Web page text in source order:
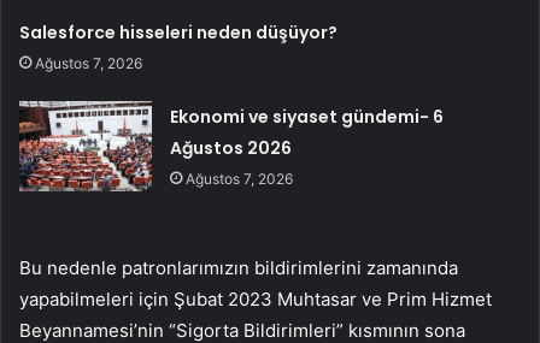
Salesforce hisseleri neden düşüyor?
Ağustos 7, 2026
Ekonomi ve siyaset gündemi- 6
Ağustos 2026
Ağustos 7, 2026
Bu nedenle patronlarımızın bildirimlerini zamanında
yapabilmeleri için Şubat 2023 Muhtasar ve Prim Hizmet
Beyannamesi’nin “Sigorta Bildirimleri” kısmının sona